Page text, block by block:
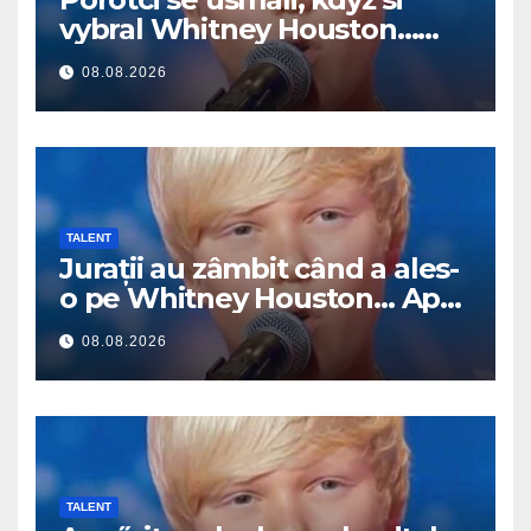
vybral Whitney Houston…
Pak začal zpívat
08.08.2026
TALENT
Jurații au zâmbit când a ales-
o pe Whitney Houston… Apoi
a început să cânte
08.08.2026
TALENT